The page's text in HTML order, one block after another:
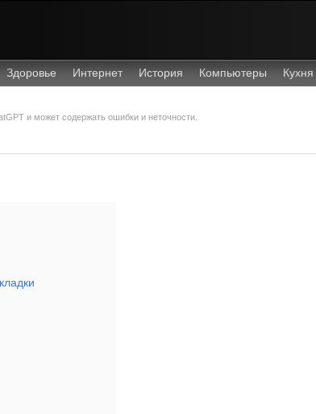
Здоровье Интернет История Компьютеры Кухня
и может содержать ошибки и неточности.